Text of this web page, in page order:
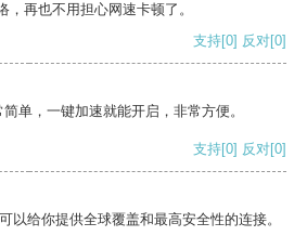
再也不用担心网速卡顿了。
支持[0] 反对[0]
单，一键加速就能开启，非常方便。
支持[0] 反对[0]
以给你提供全球覆盖和最高安全性的连接。